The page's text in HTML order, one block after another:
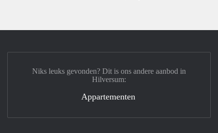
Niks leuks gevonden? Dit is ons andere aanbod in
Hilversum:
Appartementen